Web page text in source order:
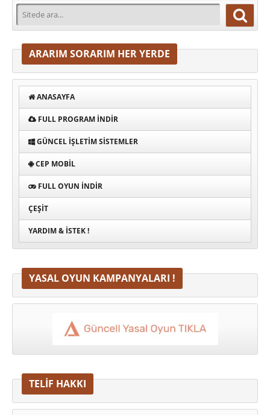
ARARIM SORARIM HER YERDE
ANASAYFA
FULL PROGRAM INDIR
GÜNCEL İŞLETIM SISTEMLER
CEP MOBIL
FULL OYUN İNDIR
ÇEŞIT
YARDIM & İSTEK !
YASAL OYUN KAMPANYALARI !
TELİF HAKKI